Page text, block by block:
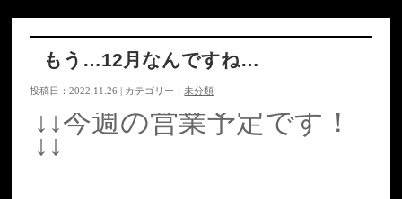
もう…12月なんですね…
投稿日：2022.11.26 | カテゴリー：未分類
↓↓今週の営業予定です！
↓↓